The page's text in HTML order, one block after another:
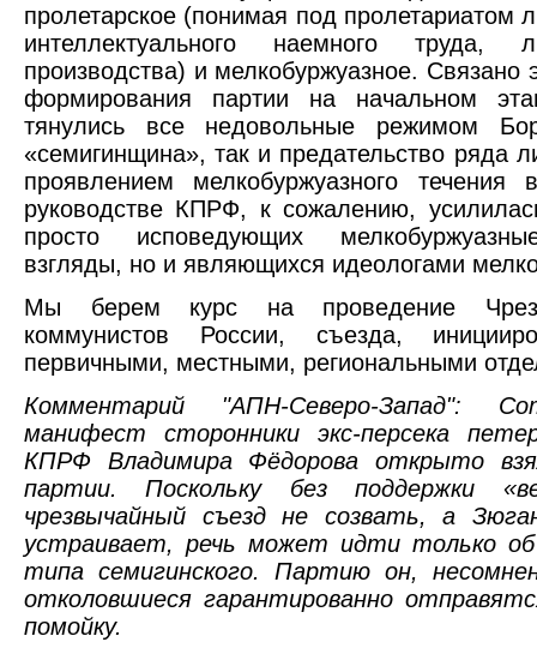
пролетарское (понимая под пролетариатом
интеллектуального наемного труда,
производства) и мелкобуржуазное. Связано
формирования партии на начальном
тянулись все недовольные режимом
«семигинщина», так и предательство ряда
проявлением мелкобуржуазного
руководстве КПРФ, к сожалению,
просто исповедующих
взгляды, но и являющихся идеологами
Мы берем курс на проведение
коммунистов России, съезда,
первичными, местными, региональными
Комментарий "АПН-Северо-Запад":
манифест сторонники экс-персека
КПРФ Владимира Фёдорова открыто
партии. Поскольку без поддержки
чрезвычайный съезд не созвать, а
устраивает, речь может идти только об
типа семигинского. Партию он,
отколовшиеся гарантированно
помойку.